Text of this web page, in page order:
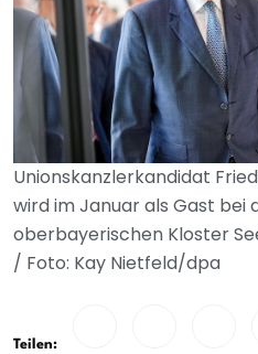
Unionskanzlerkandidat
wird im Januar als Gast bei
oberbayerischen Kloster
/ Foto: Kay Nietfeld/dpa
Teilen: